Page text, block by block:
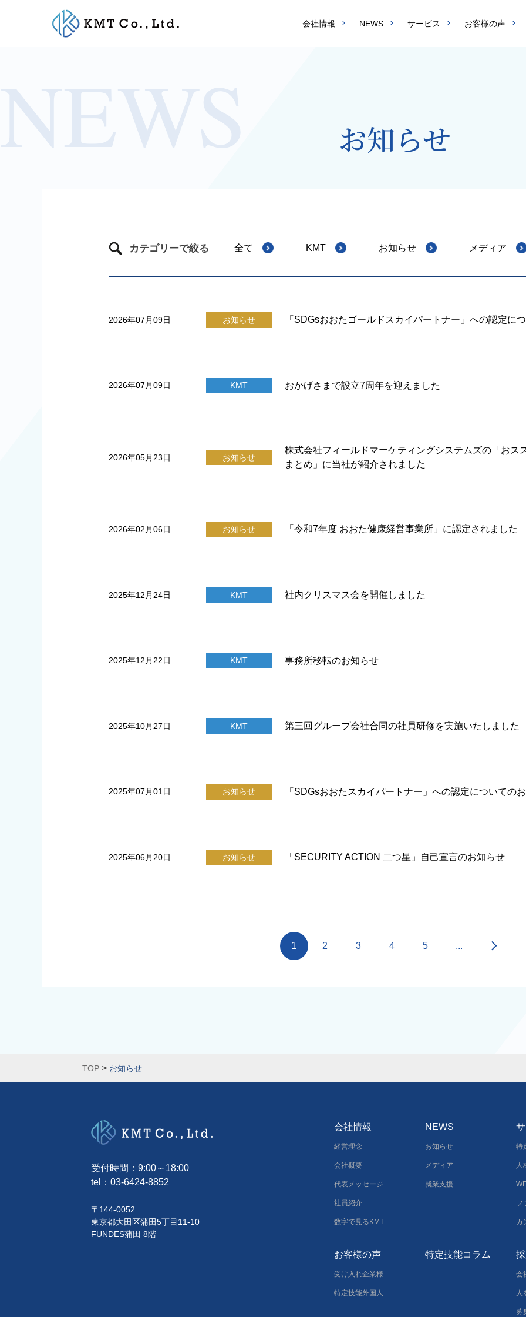
会社情報 NEWS サービス お客様の声
お知らせ
カテゴリーで絞る 全て KMT お知らせ メディア
2026年07月09日 お知らせ 「SDGsおおたゴールドスカイパートナー」への認定に
2026年07月09日 KMT おかげさまで設立7周年を迎えました
2026年05月23日 お知らせ
株式会社フィールドマーケティングシステムズの「おス
まとめ」に当社が紹介されました
2026年02月06日 お知らせ 「令和7年度 おおた健康経営事業所」に認定されました
2025年12月24日 KMT 社内クリスマス会を開催しました
2025年12月22日 KMT 事務所移転のお知らせ
2025年10月27日 KMT 第三回グループ会社合同の社員研修を実施いたしました
2025年07月01日 お知らせ 「SDGsおおたスカイパートナー」への認定についての
2025年06月20日 お知らせ 「SECURITY ACTION 二つ星」自己宣言のお知らせ
1 2 3 4 5 ...
TOP > お知らせ
受付時間：9:00～18:00
tel： 03-6424-8852
〒144-0052
東京都大田区蒲田5丁目11-10
FUNDES蒲田 8階
会社情報
経営理念
会社概要
代表メッセージ
社員紹介
数字で見るKMT
NEWS
お知らせ
メディア
就業支援
特
人
フ
カ
お客様の声
受け入れ企業様
特定技能外国人
特定技能コラム
会
人
募